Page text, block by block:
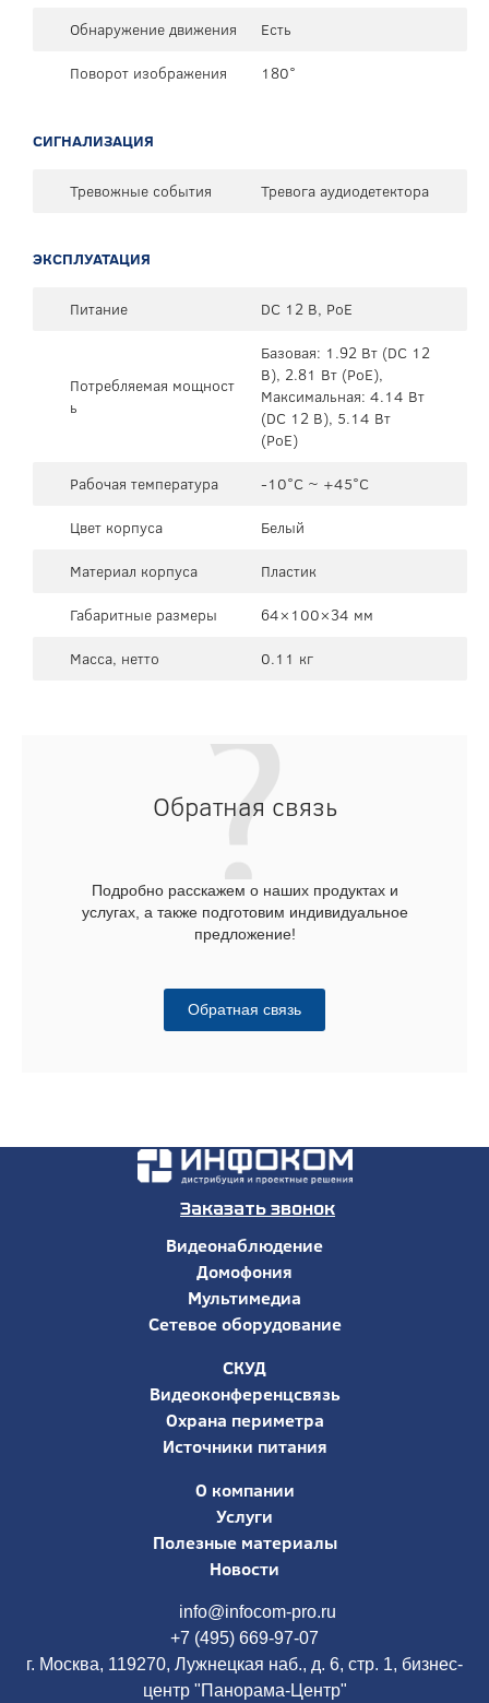
Обнаружение движения
Есть
Поворот изображения
180°
СИГНАЛИЗАЦИЯ
Тревожные события Тревога аудиодетектора
ЭКСПЛУАТАЦИЯ
Питание DC 12 В, PoE
Потребляемая мощност
ь
Базовая: 1.92 Вт (DC 12
В), 2.81 Вт (PoE),
Максимальная: 4.14 Вт
(DC 12 В), 5.14 Вт
(PoE)
Рабочая температура
-10°C ~ +45°C
Цвет корпуса
Белый
Материал корпуса
Пластик
Габаритные размеры
64×100×34 мм
Масса, нетто
0.11 кг
Обратная связь
Подробно расскажем о наших продуктах и
услугах, а также подготовим индивидуальное
предложение!
Обратная связь
Заказать звонок
Видеонаблюдение
Домофония
Мультимедиа
Сетевое оборудование
СКУД
Видеоконференцсвязь
Охрана периметра
Источники питания
О компании
Услуги
Полезные материалы
Новости
info@infocom-pro.ru
+7 (495) 669-97-07
г. Москва, 119270, Лужнецкая наб., д. 6, стр. 1, бизнес-
центр "Панорама-Центр"